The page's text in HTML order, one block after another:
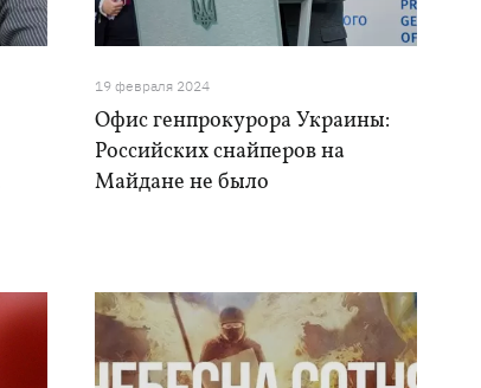
19 февраля 2024
Офис генпрокурора Украины:
Российских снайперов на
Майдане не было